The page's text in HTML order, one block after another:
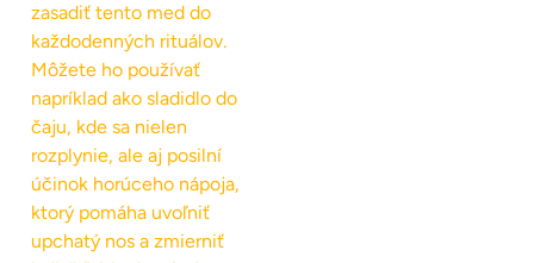
zasadiť tento med do
každodenných rituálov.
Môžete ho používať
napríklad ako sladidlo do
čaju, kde sa nielen
rozplynie, ale aj posilní
účinok horúceho nápoja,
ktorý pomáha uvoľniť
upchatý nos a zmierniť